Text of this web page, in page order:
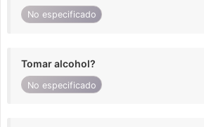
No especificado
Tomar alcohol?
No especificado